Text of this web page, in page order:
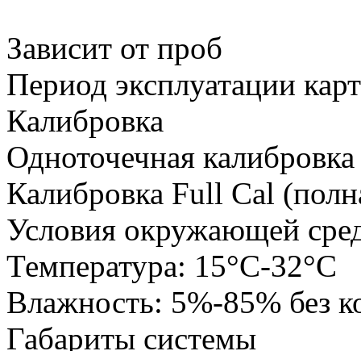
Зависит от проб
Период эксплуатации
Калибровка
Одноточечная калибровка
Калибровка Full Cal
Условия окружающей
Температура: 15°C-32°C
Влажность: 5%-85% без
Габариты системы